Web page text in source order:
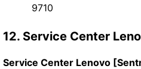
9710
12. Service Center
Service Center Lenovo